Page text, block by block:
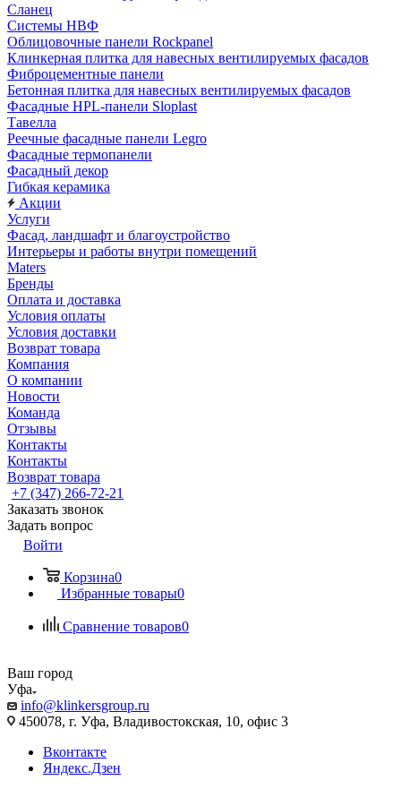
Сланец
Системы НВФ
Облицовочные панели Rockpanel
Клинкерная плитка для навесных вентилируемых фасадов
Фиброцементные панели
Бетонная плитка для навесных вентилируемых фасадов
Фасадные HPL-панели Sloplast
Тавелла
Реечные фасадные панели Legro
Фасадные термопанели
Фасадный декор
Гибкая керамика
Акции
Услуги
Фасад, ландшафт и благоустройство
Интерьеры и работы внутри помещений
Maters
Бренды
Оплата и доставка
Условия оплаты
Условия доставки
Возврат товара
Компания
О компании
Новости
Команда
Отзывы
Контакты
Контакты
Возврат товара
+7 (347) 266-72-21
Заказать звонок
Задать вопрос
Войти
Корзина0
Избранные товары0
Сравнение товаров0
Ваш город
Уфа
info@klinkersgroup.ru
450078, г. Уфа, Владивостокская, 10, офис 3
Вконтакте
Яндекс.Дзен